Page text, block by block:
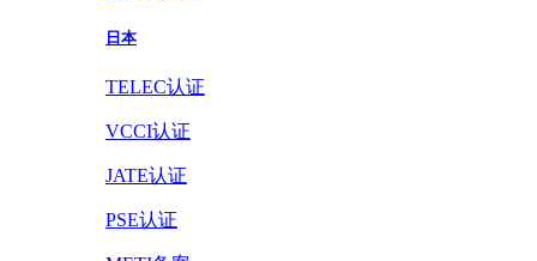
日本
TELEC认证
VCCI认证
JATE认证
PSE认证